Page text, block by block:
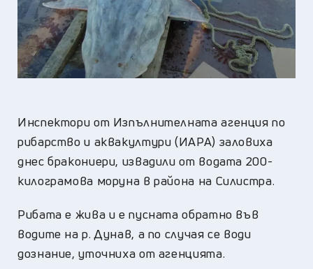
Инспектори от Изпълнителната агенция по
рибарство и аквакултури (ИАРА) заловиха
днес бракониери, извадили от водата 200-
килограмова моруна в района на Силистра.
Рибата е жива и е пусната обратно във
водите на р. Дунав, а по случая се води
дознание, уточниха от агенцията.